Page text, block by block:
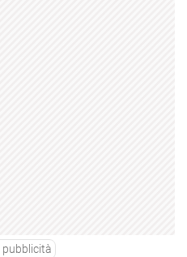
pubblicità